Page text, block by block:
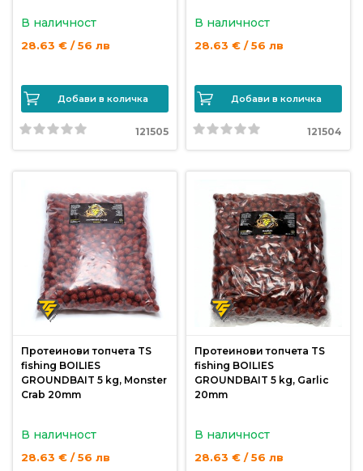
Макари
Въдици
риболов
Влакна
риболов
Куки
за
риболов
Дрехи
за
В наличност
28.63 € / 56 лв
Добави в количка
121505
В наличност
28.63 € / 56 лв
Добави в количка
121504
Протеинови топчета TS
fishing BOILIES
GROUNDBAIT 5 kg, Monster
Crab 20mm
В наличност
28.63 € / 56 лв
Протеинови топчета TS
fishing BOILIES
GROUNDBAIT 5 kg, Garlic
20mm
В наличност
28.63 € / 56 лв